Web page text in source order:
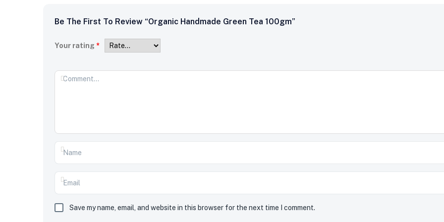
Be The First To Review “Organic Handmade Green Tea 100gm”
Your rating *
Save my name, email, and website in this browser for the next time I comment.